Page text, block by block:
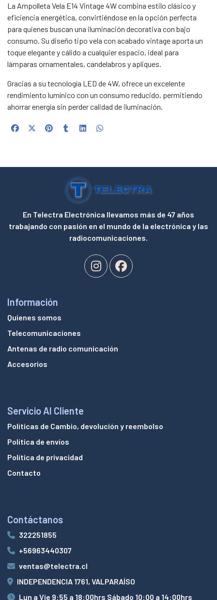
La Ampolleta Vela E14 Vintage 4W combina estilo clásico y
eficiencia energética, convirtiéndose en la opción perfecta
para quienes buscan una iluminación decorativa con bajo
consumo. Su diseño tipo vela con acabado vintage aporta un
toque elegante y cálido a cualquier espacio, ideal para
lámparas ornamentales, candelabros y apliques.
Gracias a su tecnología LED de 4W, ofrece un excelente
rendimiento lumínico con un consumo reducido, permitiendo
ahorrar energía sin perder calidad de iluminación.
En Telectra Electrónica llevamos más de 47 años
trabajando con pasión en el mundo de la electrónica y las
radiocomunicaciones.
Información
Quienes somos
Telecomunicaciones
Antenas de radio comunicación
Accesorios
Servicio Al Cliente
Políticas de Cambio, devolución y reembolso
Política de envíos
Política de privacidad
Contacto
Contáctanos
322251855
+56963440307
ventas@telectra.cl
INDEPENDENCIA 1761, VALPARAÍSO
Lun a Vie 9:55 a 18:00hrs Sábado 10:00 a 14:00hrs